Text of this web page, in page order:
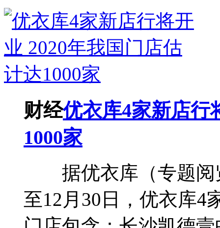
财经优衣库4家新店行
1000家
据优衣库（专题阅
至12月30日，优衣库4